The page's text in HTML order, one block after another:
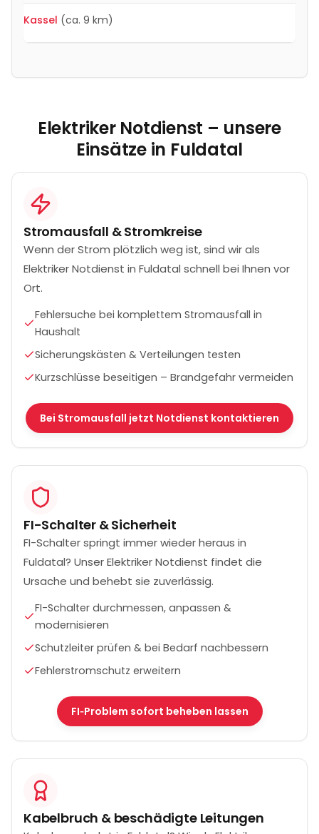
Kassel (ca. 9 km)
Elektriker Notdienst – unsere
Einsätze in Fuldatal
Stromausfall & Stromkreise
Wenn der Strom plötzlich weg ist, sind wir als
Elektriker Notdienst in Fuldatal schnell bei Ihnen vor
Ort.
Fehlersuche bei komplettem Stromausfall in
Haushalt
Sicherungskästen & Verteilungen testen
Kurzschlüsse beseitigen – Brandgefahr vermeiden
Bei Stromausfall jetzt Notdienst kontaktieren
FI-Schalter & Sicherheit
FI-Schalter springt immer wieder heraus in
Fuldatal? Unser Elektriker Notdienst findet die
Ursache und behebt sie zuverlässig.
FI-Schalter durchmessen, anpassen &
modernisieren
Schutzleiter prüfen & bei Bedarf nachbessern
Fehlerstromschutz erweitern
FI‑Problem sofort beheben lassen
Kabelbruch & beschädigte Leitungen